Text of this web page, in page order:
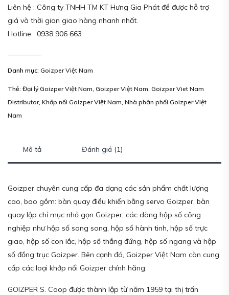
Liên hệ : Công ty TNHH TM KT Hưng Gia Phát để được hỗ trợ
giá và thời gian giao hàng nhanh nhất.
Hotline : 0938 906 663
Danh mục: Goizper Việt Nam
Thẻ: Đại lý Goizper Việt Nam Goizper Việt Nam Goizper Viet Nam
Distributor, Khớp nối Goizper Việt Nam Nhà phân phối Goizper Việt
Nam
Mô tả Đánh giá (1)
Goizper chuyên cung cấp đa dạng các sản phẩm chất lượng
cao, bao gồm: bàn quay điều khiển bằng servo Goizper, bàn
quay lập chỉ mục nhỏ gọn Goizper; các dòng hộp số công
nghiệp như hộp số song song, hộp số hành tinh, hộp số trực
giao, hộp số con lắc, hộp số thẳng đứng, hộp số ngang và hộp
số đồng trục Goizper. Bên cạnh đó, Goizper Việt Nam còn cung
cấp các loại khớp nối Goizper chính hãng.
GOIZPER S. Coop được thành lập từ năm 1959 tại thị trấn